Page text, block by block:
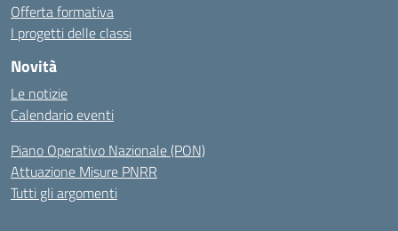
Offerta formativa
I progetti delle classi
Novità
Le notizie
Calendario eventi
Piano Operativo Nazionale (PON)
Attuazione Misure PNRR
Tutti gli argomenti